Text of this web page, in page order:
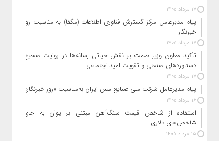
17 مرداد 1405
پیام مدیرعامل مرکز گسترش فناوری اطلاعات (مگفا) به مناسبت روز
خبرنگار
17 مرداد 1405
تأکید معاون وزیر صمت بر نقش حیاتی رسانه‌ها در روایت صحیح
دستاوردهای صنعتی و تقویت امید اجتماعی
17 مرداد 1405
پیام مدیرعامل شرکت ملی صنایع مس ایران به‌مناسبت «روز خبرنگار»
16 مرداد 1405
استفاده از شاخص قیمت سنگ‌آهن مبتنی بر یوان به جای
شاخص‌های دلاری
15 مرداد 1405